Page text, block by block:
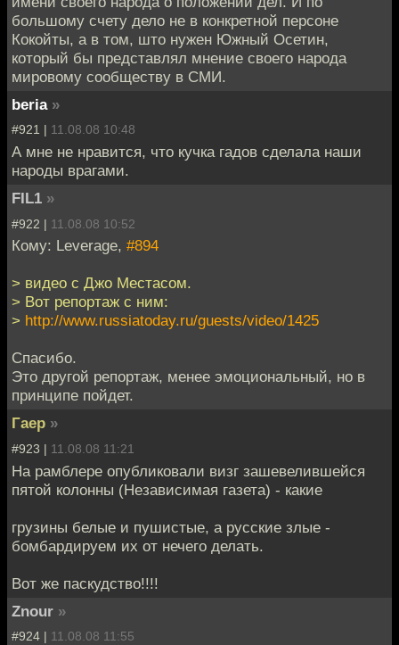
большому счету дело не в конкретной персоне
Кокойты, а в том, што нужен Южный Осетин,
который бы представлял мнение своего народа
мировому сообществу в СМИ.
beria »
#921 | 11.08.08 10:48
А мне не нравится, что кучка гадов сделала наши
народы врагами.
FIL1 »
#922 | 11.08.08 10:52
Кому: Leverage, #894
> видео с Джо Местасом.
> Вот репортаж с ним:
> http://www.russiatoday.ru/guests/video/1425
Спасибо.
Это другой репортаж, менее эмоциональный, но в
принципе пойдет.
Гаер »
#923 | 11.08.08 11:21
На рамблере опубликовали визг зашевелившейся
пятой колонны (Независимая газета) - какие
грузины белые и пушистые, а русские злые -
бомбардируем их от нечего делать.
Вот же паскудство!!!!
Znour »
#924 | 11.08.08 11:55